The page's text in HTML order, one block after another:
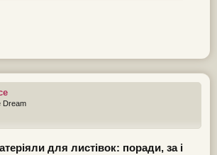
Dream
для листівок: поради, за і